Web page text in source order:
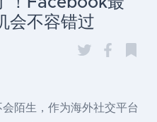
会不容错过
陌生，作为海外社交平台